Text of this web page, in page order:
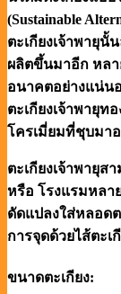
(Sustainable
ตะเกียงเจ้าพายุ
ผลิตขึ้นมาอีก หลา
อนาคตอย่างแน่น
ตะเกียงเจ้าพายุท
โครเมี่ยมที่ชุบมา
ตะเกียงเจ้าพายุส
หรือ โรงแรมหลา
ดัดแปลงใส่หลอด
การจุดด้วยไส้ตะเ
ขนาดตะเกียง: